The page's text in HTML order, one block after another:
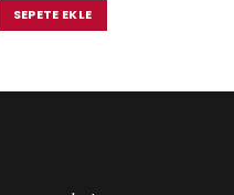
₺6,600.00.
SEPETE EKLE